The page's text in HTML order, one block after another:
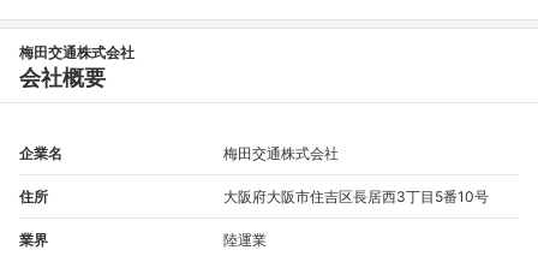
梅田交通株式会社
会社概要
企業名 梅田交通株式会社
住所 大阪府大阪市住吉区長居西3丁目5番10号
業界 陸運業